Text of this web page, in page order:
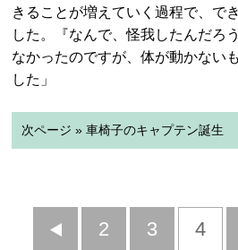
きることが増えていく過程で、で
した。『なんで、怪我したんだ
なかったのですが、体が動かない
した」
次ページ » 車椅子のキャプテン誕生
前
2 3 4